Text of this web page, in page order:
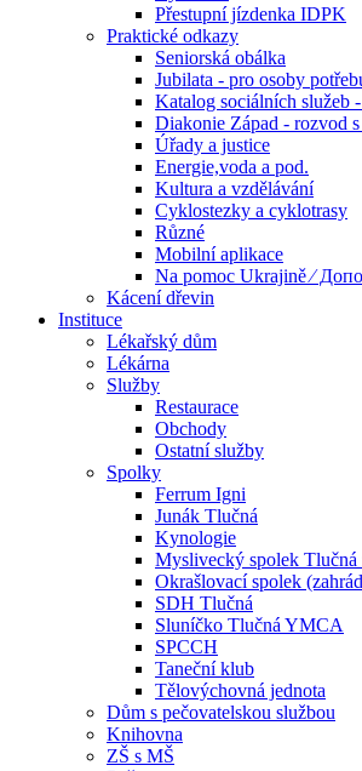
Přestupní jízdenka IDPK
Praktické odkazy
Seniorská obálka
Jubilata - pro osoby
Katalog sociálních
Diakonie Západ - rozvod s
Úřady a justice
Energie,voda a pod.
Kultura a vzdělávání
Cyklostezky a cyklotrasy
Různé
Mobilní aplikace
Na pomoc Ukrajině ⁄
Kácení dřevin
Instituce
Lékařský dům
Lékárna
Služby
Restaurace
Obchody
Ostatní služby
Spolky
Ferrum Igni
Junák Tlučná
Kynologie
Myslivecký spolek Tlučná
Okrašlovací spolek
SDH Tlučná
Sluníčko Tlučná YMCA
SPCCH
Taneční klub
Tělovýchovná jednota
Dům s pečovatelskou službou
Knihovna
ZŠ s MŠ